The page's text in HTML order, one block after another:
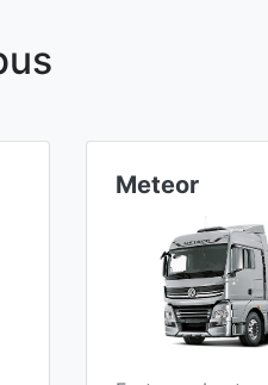
Meteor